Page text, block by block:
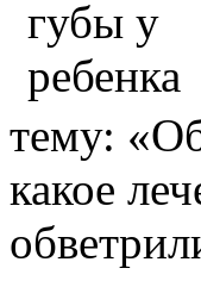
тему:
какое